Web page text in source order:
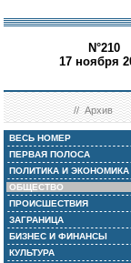
N°210
17 ноября
//Архив
ВЕСЬ НОМЕР
ПЕРВАЯ ПОЛОСА
ПОЛИТИКА И ЭКОНОМИКА
ОБЩЕСТВО
ПРОИСШЕСТВИЯ
ЗАГРАНИЦА
БИЗНЕС И ФИНАНСЫ
КУЛЬТУРА